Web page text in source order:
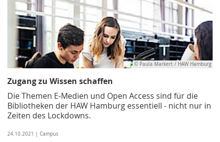
© Paula Markert / HAW Hamburg
Zugang zu Wissen schaffen
Die Themen E-Medien und Open Access sind für die
Bibliotheken der HAW Hamburg essentiell - nicht nur in
Zeiten des Lockdowns.
24.10.2021 | Campus